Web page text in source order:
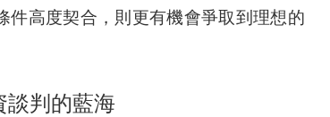
件高度契合，則更有機會爭取到理想的
談判的藍海